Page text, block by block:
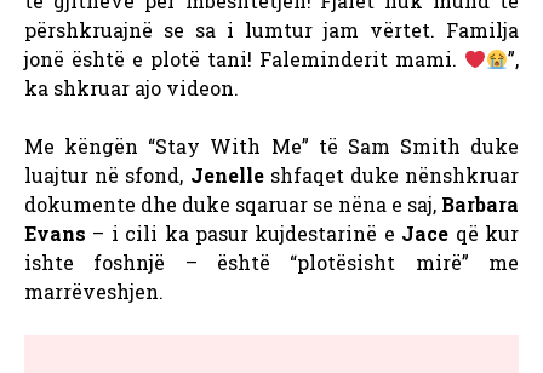
përshkruajnë se sa i lumtur jam vërtet. Familja
jonë është e plotë tani! Faleminderit mami.
”,
ka shkruar ajo videon.
Me këngën “Stay With Me” të Sam Smith duke
luajtur në sfond, Jenelleshfaqet duke nënshkruar
dokumente dhe duke sqaruar se nëna e saj, Barbara
Evans – i cili ka pasur kujdestarinë e Jace që kur
ishte foshnjë – është “plotësisht mirë” me
marrëveshjen.